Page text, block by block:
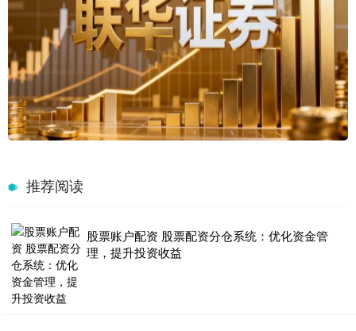
推荐阅读
股票账户配资 股票配资分仓系统：优化资金管
理，提升投资收益